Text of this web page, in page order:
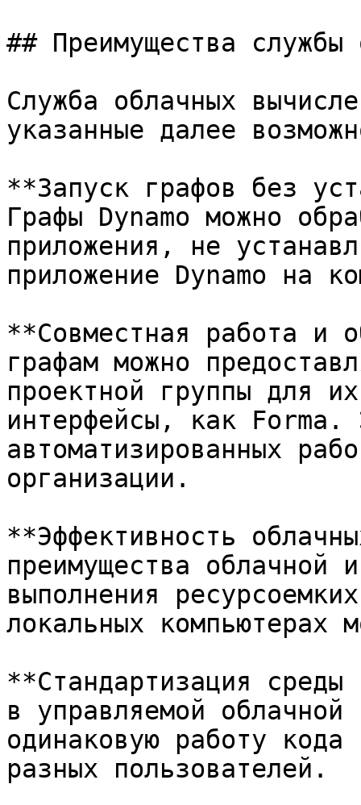
## Преимущества службы
Служба облачных
указанные далее
**Запуск графов без
Графы Dynamo можно
приложения, не
приложение Dynamo на
**Совместная работа и
графам можно
проектной группы для
интерфейсы, как Forma.
автоматизированных
организации.
**Эффективность
преимущества облачной
выполнения
локальных компьютерах
**Стандартизация
в управляемой облачной
одинаковую работу
разных пользователей.